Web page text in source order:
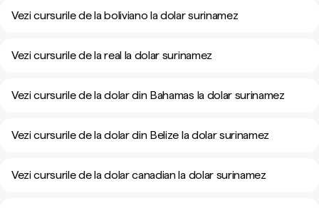
Vezi cursurile de la boliviano la dolar surinamez
Vezi cursurile de la real la dolar surinamez
Vezi cursurile de la dolar din Bahamas la dolar surinamez
Vezi cursurile de la dolar din Belize la dolar surinamez
Vezi cursurile de la dolar canadian la dolar surinamez